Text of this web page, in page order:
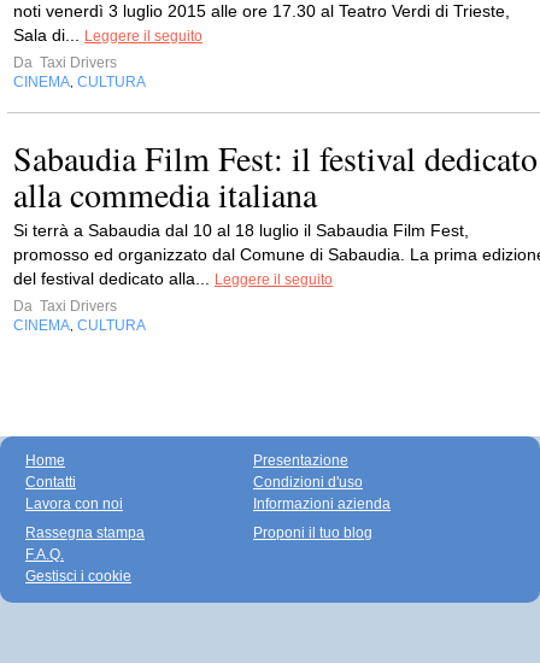
noti venerdì 3 luglio 2015 alle ore 17.30 al Teatro Verdi di Trieste,
Sala di...
Leggere il seguito
Da Taxi Drivers
CINEMA CULTURA
Sabaudia Film Fest: il festival dedicato
alla commedia italiana
Si terrà a Sabaudia dal 10 al 18 luglio il Sabaudia Film Fest,
promosso ed organizzato dal Comune di Sabaudia. La prima
del festival dedicato alla...
Leggere il seguito
Da Taxi Drivers
CINEMA CULTURA
Home
Contatti
Lavora con noi
Presentazione
Condizioni d'uso
Informazioni azienda
Rassegna stampa
F.A.Q.
Gestisci i cookie
Proponi il tuo blog